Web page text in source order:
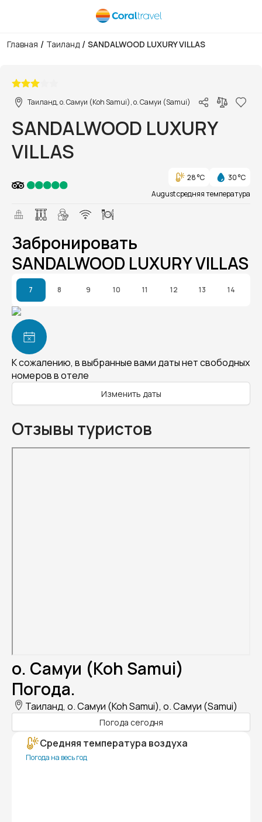
Главная / Таиланд / SANDALWOOD LUXURY VILLAS
Таиланд, о. Самуи (Koh Samui), о. Самуи (Samui)
SANDALWOOD LUXURY
VILLAS
28 °C
30 °C
August средняя температура
Забронировать
SANDALWOOD LUXURY VILLAS
7 8 9 10 11 12 13 14
К сожалению, в выбранные вами даты нет свободных
номеров в отеле
Изменить даты
Отзывы туристов
о. Самуи (Koh Samui)
Погода.
Таиланд, о. Самуи (Koh Samui), о. Самуи (Samui)
Погода сегодня
Средняя температура воздуха
Погода на весь год